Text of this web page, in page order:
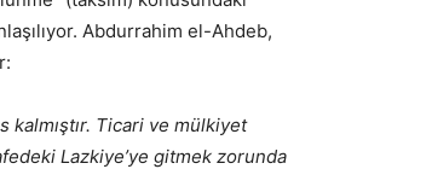
Abdurrahim el-Ahdeb,
kalmıştır. Ticari ve mülkiyet
Lazkiye’ye gitmek zorunda